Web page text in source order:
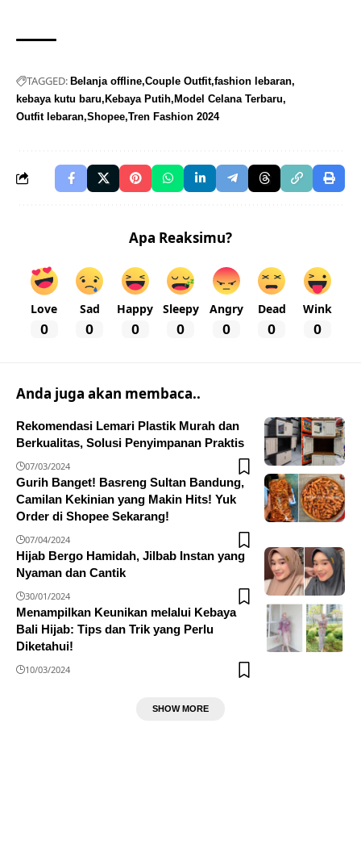
TAGGED: Belanja offline Couple Outfit fashion lebaran
kebaya kutu baru Kebaya Putih Model Celana Terbaru
Outfit lebaran Shopee Tren Fashion 2024
Apa Reaksimu?
Love
0
Sad
0
Happy
0
Sleepy
0
Angry
0
Dead
0
Wink
0
Anda juga akan membaca..
Rekomendasi Lemari Plastik Murah dan
Berkualitas, Solusi Penyimpanan Praktis
07/03/2024
Gurih Banget! Basreng Sultan Bandung,
Camilan Kekinian yang Makin Hits! Yuk
Order di Shopee Sekarang!
07/04/2024
Hijab Bergo Hamidah, Jilbab Instan yang
Nyaman dan Cantik
30/01/2024
Menampilkan Keunikan melalui Kebaya
Bali Hijab: Tips dan Trik yang Perlu
Diketahui!
10/03/2024
SHOW MORE